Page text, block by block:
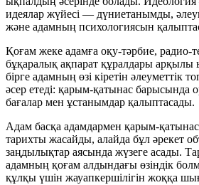
идеялар жүйесі — дүниетанымды,
және адамның психологиясын
Қоғам жеке адамға оқу-тәрбие, радио-
бұқаралық ақпарат құралдары арқылы
бірге адамның өзі кіретін әлеуметтік
әсер етеді: қарым-қатынас барысында
бағалар мен ұстанымдар қалыптасады.
Адам басқа адамдармен қарым-
тарихты жасайды, алайда бұл әрекет
заңдылықтар аясында жүзеге асады.
адамның қоғам алдындағы өзіндік
құлқы үшін жауапкершілігін жоққа